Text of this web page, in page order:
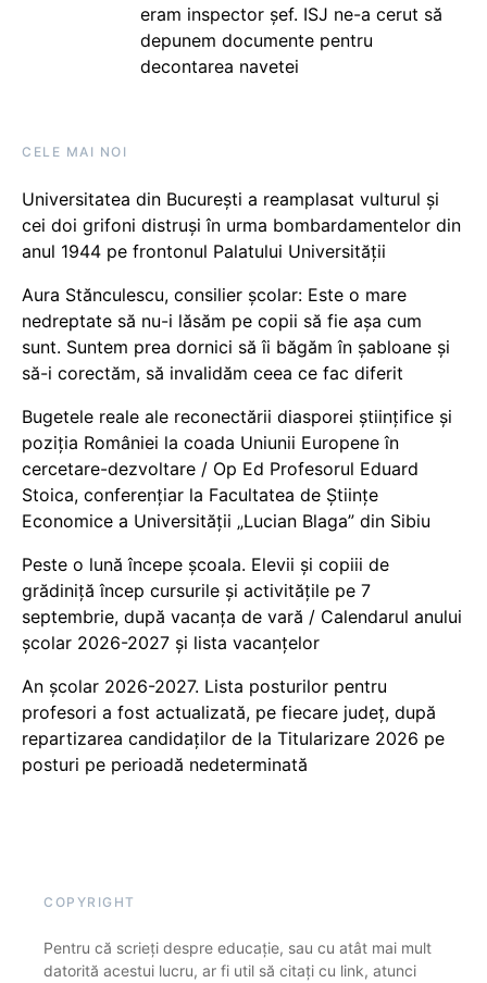
eram inspector șef. ISJ ne-a cerut să
depunem documente pentru
decontarea navetei
CELE MAI NOI
Universitatea din București a reamplasat vulturul și
cei doi grifoni distruși în urma bombardamentelor din
anul 1944 pe frontonul Palatului Universității
Aura Stănculescu, consilier școlar: Este o mare
nedreptate să nu-i lăsăm pe copii să fie așa cum
sunt. Suntem prea dornici să îi băgăm în șabloane și
să-i corectăm, să invalidăm ceea ce fac diferit
Bugetele reale ale reconectării diasporei științifice și
poziția României la coada Uniunii Europene în
cercetare-dezvoltare / Op Ed Profesorul Eduard
Stoica, conferențiar la Facultatea de Științe
Economice a Universității „Lucian Blaga” din Sibiu
Peste o lună începe școala. Elevii și copiii de
grădiniță încep cursurile și activitățile pe 7
septembrie, după vacanța de vară / Calendarul anului
școlar 2026-2027 și lista vacanțelor
An școlar 2026-2027. Lista posturilor pentru
profesori a fost actualizată, pe fiecare județ, după
repartizarea candidaților de la Titularizare 2026 pe
posturi pe perioadă nedeterminată
COPYRIGHT
Pentru că scrieți despre educație, sau cu atât mai mult
datorită acestui lucru, ar fi util să citați cu link, atunci